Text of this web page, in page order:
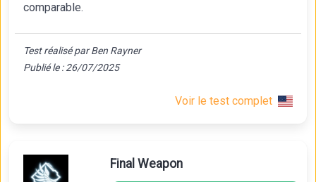
comparable.
Test réalisé par Ben Rayner
Publié le : 26/07/2025
Voir le test complet
Final Weapon